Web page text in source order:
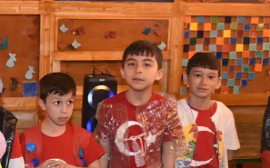
Bursa
Çanakkale
Çankırı
Çorum
Denizli